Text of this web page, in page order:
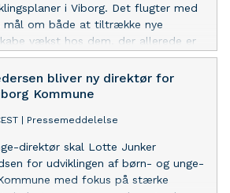
i Viborg. Det flugter med
mål om både at tiltrække nye
vækst hos dem, der allerede er
erhvervsliv.
bliver ny direktør for
Kommune
| Pressemeddelelse
direktør skal Lotte Junker
for udviklingen af børn- og unge-
med fokus på stærke